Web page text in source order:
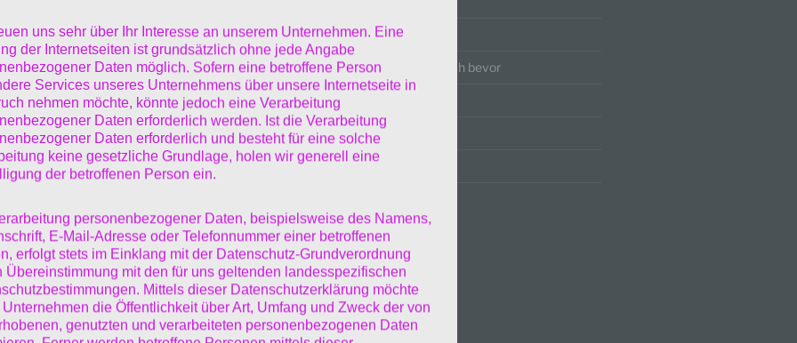
kurz beim Conrad
Doch im Augenblick sitze ich
am freien Wifi Zugang und
die hier sich tummeln. Gleich geht
zum Deichmann, wo ich schon
Stiefel gesehen
Ein Jahr gehrt zu Ende
Es steht wieder ein Besuch bevor
Bin im Süden
Bin in Hanover
Neuer Reiter im Menü
uns sehr über Ihr Interesse an unserem Unternehmen. Eine
der Internetseiten ist grundsätzlich ohne jede Angabe
Daten möglich. Sofern eine betroffene Person
Services unseres Unternehmens über unsere Internetseite in
nehmen möchte, könnte jedoch eine Verarbeitung
Daten erforderlich werden. Ist die Verarbeitung
Daten erforderlich und besteht für eine solche
keine gesetzliche Grundlage, holen wir generell eine
der betroffenen Person ein.
personenbezogener Daten, beispielsweise des Namens,
E-Mail-Adresse oder Telefonnummer einer betroffenen
erfolgt stets im Einklang mit der Datenschutz-Grundverordnung
Übereinstimmung mit den für uns geltenden landesspezifischen
Mittels dieser Datenschutzerklärung möchte
Unternehmen die Öffentlichkeit über Art, Umfang und Zweck der von
genutzten und verarbeiteten personenbezogenen Daten